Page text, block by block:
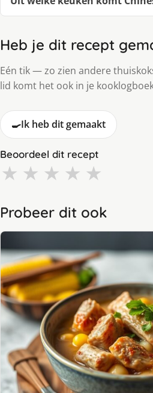
Heb je dit recept
Eén tik — zo zien andere
lid komt het ook in je
🍳Ik heb dit gemaakt
Beoordeel dit recept
★ ★ ★ ★ ★
Probeer dit ook